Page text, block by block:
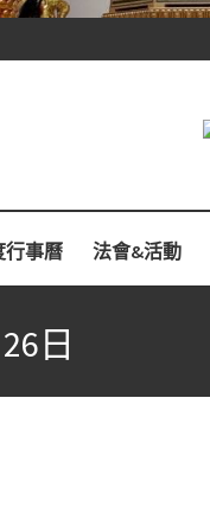
行事曆 法會&活動
日